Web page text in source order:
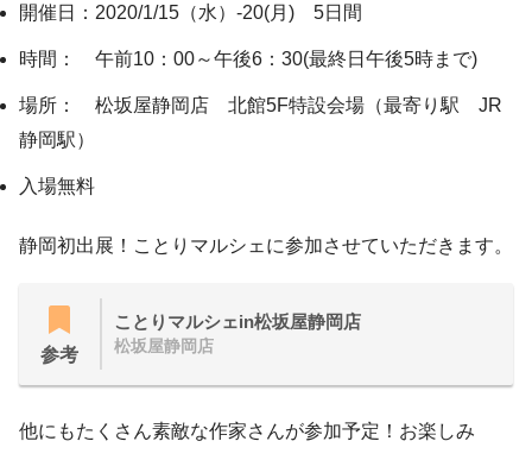
開催日：2020/1/15（水）-20(月) 5日間
時間： 午前10：00～午後6：30(最終日午後5時まで)
場所： 松坂屋静岡店 北館5F特設会場（最寄り駅 JR
静岡駅）
入場無料
静岡初出展！ことりマルシェに参加させていただきます。
参考
ことりマルシェin松坂屋静岡店
松坂屋静岡店
他にもたくさん素敵な作家さんが参加予定！お楽しみ